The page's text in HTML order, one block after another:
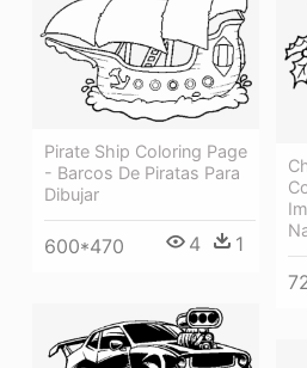
Pirate Ship Coloring Page
- Barcos De Piratas Para
Dibujar
600*470 4 1